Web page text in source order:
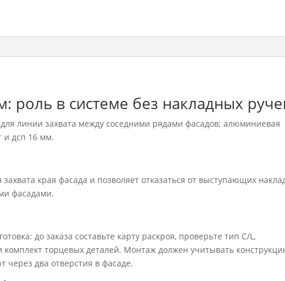
роль в системе без накладных
линии захвата между соседними рядами фасадов; алюминиевая
и дсп 16 мм.
края фасада и позволяет отказаться от выступающих
фасадами.
до заказа составьте карту раскроя, проверьте тип C/L,
торцевых деталей. Монтаж должен учитывать
через два отверстия в фасаде.